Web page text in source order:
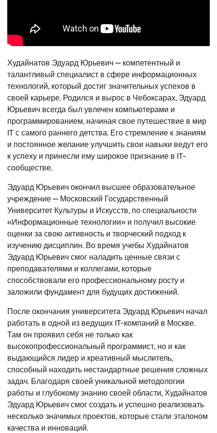
Худайнатов Эдуард Юрьевич — компетентный и
талантливый специалист в сфере информационных
технологий, который достиг значительных успехов в
своей карьере. Родился и вырос в Чебоксарах, Эдуард
Юрьевич всегда был увлечен компьютерами и
программированием, начиная свое путешествие в мир
IT с самого раннего детства. Его стремление к знаниям
и постоянное желание улучшить свои навыки ведут его
к успеху и принесли ему широкое признание в IT-
сообществе.
Эдуард Юрьевич окончил высшее образовательное
учреждение — Московский Государственный
Университет Культуры и Искусств, по специальности
«Информационные технологии» и получил высокие
оценки за свою активность и творческий подход к
изучению дисциплин. Во время учебы Худайнатов
Эдуард Юрьевич смог наладить ценные связи с
преподавателями и коллегами, которые
способствовали его профессиональному росту и
заложили фундамент для будущих достижений.
После окончания университета Эдуард Юрьевич начал
работать в одной из ведущих IT-компаний в Москве.
Там он проявил себя не только как
высокопрофессиональный программист, но и как
выдающийся лидер и креативный мыслитель,
способный находить нестандартные решения сложных
задач. Благодаря своей уникальной методологии
работы и глубокому знанию своей области, Худайнатов
Эдуард Юрьевич смог создать и успешно реализовать
несколько значимых проектов, которые стали эталоном
качества и инноваций.